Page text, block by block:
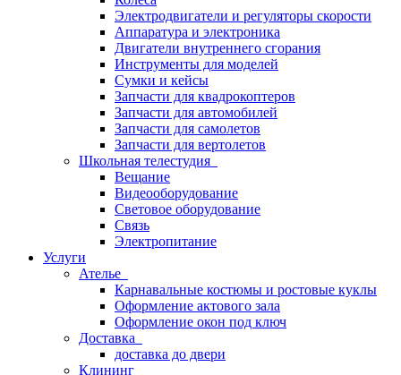
Электродвигатели и регуляторы скорости
Аппаратура и электроника
Двигатели внутреннего сгорания
Инструменты для моделей
Сумки и кейсы
Запчасти для квадрокоптеров
Запчасти для автомобилей
Запчасти для самолетов
Запчасти для вертолетов
Школьная телестудия
Вещание
Видеооборудование
Световое оборудование
Связь
Электропитание
Услуги
Ателье
Карнавальные костюмы и ростовые куклы
Оформление актового зала
Оформление окон под ключ
Доставка
доставка до двери
Клининг